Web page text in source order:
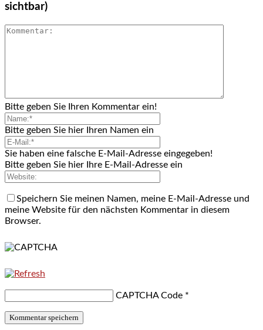
sichtbar)
Bitte geben Sie Ihren Kommentar ein!
Bitte geben Sie hier Ihren Namen ein
Sie haben eine falsche E-Mail-Adresse eingegeben!
Bitte geben Sie hier Ihre E-Mail-Adresse ein
Speichern Sie meinen Namen, meine E-Mail-Adresse und
meine Website für den nächsten Kommentar in diesem
Browser.
CAPTCHA Code *